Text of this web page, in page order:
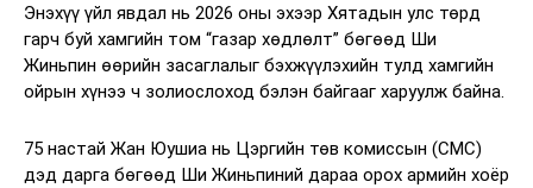
Энэхүү үйл явдал нь 2026 оны эхээр Хятадын улс төрд
гарч буй хамгийн том “газар хөдлөлт” бөгөөд Ши
Жиньпин өөрийн засаглалыг бэхжүүлэхийн тулд хамгийн
ойрын хүнээ ч золиослоход бэлэн байгааг харуулж байна.
75 настай Жан Юушиа нь Цэргийн төв комиссын (CMC)
дэд дарга бөгөөд Ши Жиньпиний дараа орох армийн хоёр